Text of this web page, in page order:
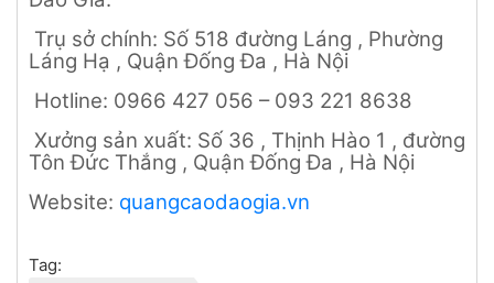
Trụ sở chính: Số 518 đường Láng , Phường
Láng Hạ , Quận Đống Đa , Hà Nội
Hotline: 0966 427 056 – 093 221 8638
Xưởng sản xuất: Số 36 , Thịnh Hào 1 , đường
Tôn Đức Thắng , Quận Đống Đa , Hà Nội
Website: quangcaodaogia.vn
Tag: